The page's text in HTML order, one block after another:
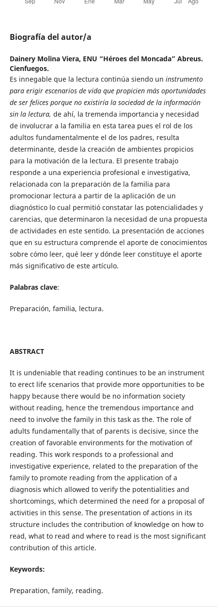
Biografía del autor/a
Dainery Molina Viera, ENU “Héroes del Moncada” Abreus.
Cienfuegos.
Es innegable que la lectura continúa siendo un instrumento
para erigir escenarios de vida que propicien más oportunidades
de ser felices porque no existiría la sociedad de la información
sin la lectura, de ahí, la tremenda importancia y necesidad
de involucrar a la familia en esta tarea pues el rol de los
adultos fundamentalmente el de los padres, resulta
determinante, desde la creación de ambientes propicios
para la motivación de la lectura. El presente trabajo
responde a una experiencia profesional e investigativa,
relacionada con la preparación de la familia para
promocionar lectura a partir de la aplicación de un
diagnóstico lo cual permitió constatar las potencialidades y
carencias, que determinaron la necesidad de una propuesta
de actividades en este sentido. La presentación de acciones
que en su estructura comprende el aporte de conocimientos
sobre cómo leer, qué leer y dónde leer constituye el aporte
más significativo de este artículo.
Palabras clave:
Preparación, familia, lectura.
ABSTRACT
It is undeniable that reading continues to be an instrument
to erect life scenarios that provide more opportunities to be
happy because there would be no information society
without reading, hence the tremendous importance and
need to involve the family in this task as the. The role of
adults fundamentally that of parents is decisive, since the
creation of favorable environments for the motivation of
reading. This work responds to a professional and
investigative experience, related to the preparation of the
family to promote reading from the application of a
diagnosis which allowed to verify the potentialities and
shortcomings, which determined the need for a proposal of
activities in this sense. The presentation of actions in its
structure includes the contribution of knowledge on how to
read, what to read and where to read is the most significant
contribution of this article.
Keywords:
Preparation, family, reading.